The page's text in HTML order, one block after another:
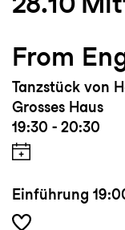
From
Tanzstück von
Grosses Haus
19:30 - 20:30
Einführung